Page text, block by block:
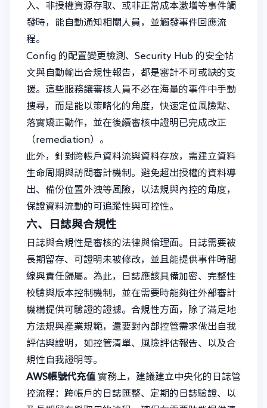
入、非授權資源存取、或非正常成本激增等事件觸
發時，能自動通知相關人員，並觸發事件回應流
程。
Config 的配置變更檢測、Security Hub 的安全帖
文與自動輸出合規性報告，都是審計不可或缺的支
援。這些服務讓審核人員不必在海量的事件中手動
搜尋，而是能以策略化的角度，快速定位風險點、
落實矯正動作，並在後續審核中證明已完成改正
（remediation）。
此外，針對跨帳戶資料流與資料存放，需建立資料
生命周期與訪問審計機制。避免超出授權的資料導
出、備份位置外洩等風險，以法規與內控的角度，
保證資料流動的可追蹤性與可控性。
六、日誌與合規性
日誌與合規性是審核的法律與倫理面。日誌需要被
長期留存、可證明未被修改，並且能提供事件時間
線與責任歸屬。為此，日誌應該具備加密、完整性
校驗與版本控制機制，並在需要時能夠往外部審計
機構提供可驗證的證據。合規性方面，除了滿足地
方法規與產業規範，還要對內部控管需求做出自我
評估與證明，如控管清單、風險評估報告、以及合
規性自我證明等。
AWS帳號代充值 實務上，建議建立中央化的日誌管
控流程：跨帳戶的日誌匯整、定期的日誌驗證、以